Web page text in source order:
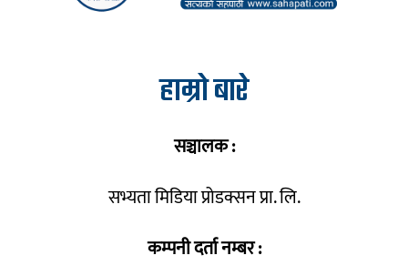
हाम्रो बारे
सञ्चालक :
सभ्यता मिडिया प्रोडक्सन प्रा. लि.
कम्पनी दर्ता नम्बर :